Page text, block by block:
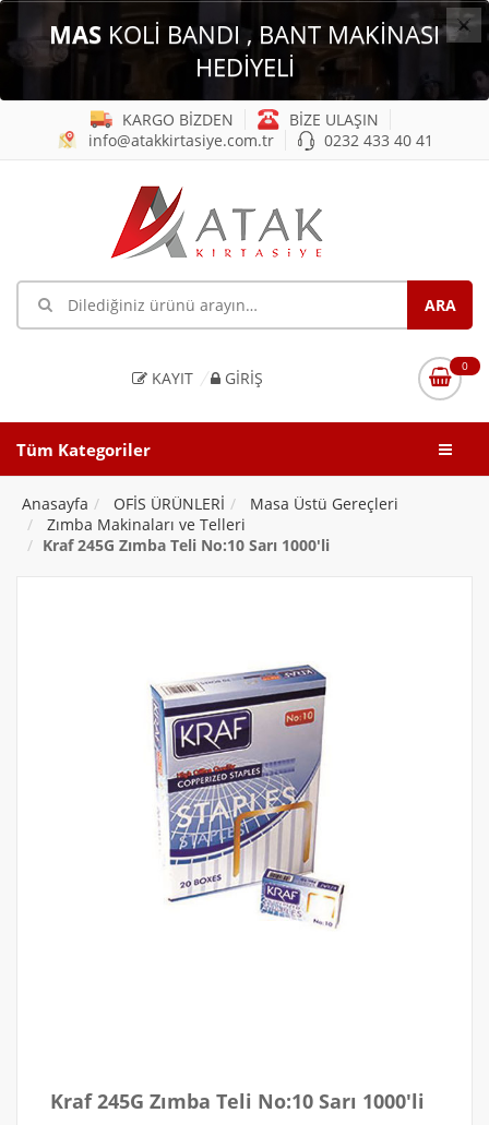
×
MAS KOLİ BANDI , BANT MAKİNASI
HEDİYELİ
KARGO BİZDEN
BİZE ULAŞIN
info@atakkirtasiye.com.tr
0232 433 40 41
KAYIT GIRIŞ
0
Tüm Kategoriler
Anasayfa OFİS ÜRÜNLERİ
Masa Üstü Gereçleri
Zımba Makinaları ve Telleri
Kraf 245G Zımba Teli No:10 Sarı 1000'li
Kraf 245G Zımba Teli No:10 Sarı 1000'li